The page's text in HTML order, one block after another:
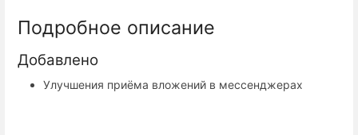
Подробное описание
Добавлено
Улучшения приёма вложений в мессенджерах